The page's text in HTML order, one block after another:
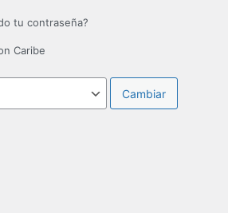
tu contraseña?
Caribe